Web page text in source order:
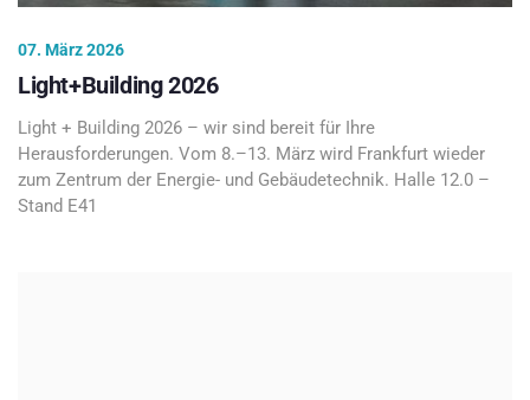
07. März 2026
Light+Building 2026
Light + Building 2026 – wir sind bereit für Ihre
Herausforderungen. Vom 8.–13. März wird Frankfurt wieder
zum Zentrum der Energie- und Gebäudetechnik. Halle 12.0 –
Stand E41